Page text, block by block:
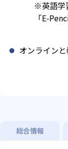
※英語学
「E-
オンライン
総合情報